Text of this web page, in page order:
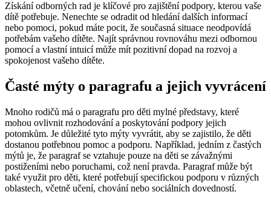
Získání odborných rad je klíčové pro zajištění podpory, kterou vaše
dítě potřebuje. Nenechte se odradit od hledání dalších informací
nebo pomoci, pokud máte pocit, že současná situace neodpovídá
potřebám vašeho dítěte. Najít správnou rovnováhu mezi odbornou
pomocí a vlastní intuicí může mít pozitivní dopad na rozvoj a
spokojenost vašeho dítěte.
Časté mýty o paragrafu a jejich vyvrácení
Mnoho rodičů má o paragrafu pro děti mylné představy, které
mohou ovlivnit rozhodování a poskytování podpory jejich
potomkům. Je důležité tyto mýty vyvrátit, aby se zajistilo, že děti
dostanou potřebnou pomoc a podporu. Například, jedním z častých
mýtů je, že paragraf se vztahuje pouze na děti se závažnými
postiženími nebo poruchami, což není pravda. Paragraf může být
také využit pro děti, které potřebují specifickou podporu v různých
oblastech, včetně učení, chování nebo sociálních dovedností.